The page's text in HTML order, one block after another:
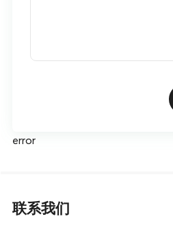
error
联系我们